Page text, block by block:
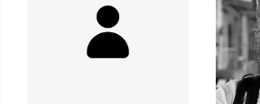
Κώστας Κρομμύδας